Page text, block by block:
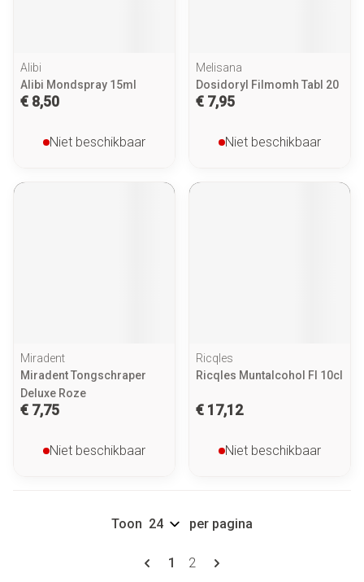
Alibi
Alibi Mondspray 15ml
€ 8,50
Niet beschikbaar
Melisana
Dosidoryl Filmomh Tabl 20
€ 7,95
Niet beschikbaar
Miradent
Miradent Tongschraper
Deluxe Roze
€ 7,75
Niet beschikbaar
Ricqles
Ricqles Muntalcohol Fl 10cl
€ 17,12
Niet beschikbaar
Pagina's
U lees momenteel pagina
1 Pagina
2
Toon per pagina